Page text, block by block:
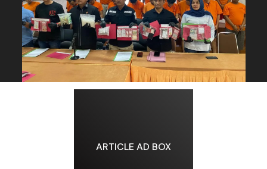
ARTICLE AD BOX